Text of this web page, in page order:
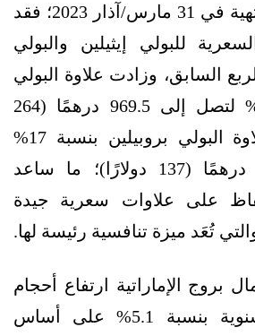
للأشهر الثلاثة المنتهية في 31 مارس/آذار 2023؛ فقد
للبولي إيثيلين والبولي
السابق، وزادت علاوة البولي
إيثيلين بنسبة 22% لتصل إلى 969.5 درهمًا (264
دولارًا) وزادت علاوة البولي بروبيلين بنسبة 17%
لتصل إلى 503.1 درهمًا (137 دولارًا)؛ ما ساعد
على علاوات سعرية جيدة
تُعَد ميزة تنافسية رئيسة لها.
بروج الإماراتية ارتفاع أحجام
المبيعات ربع السنوية بنسبة 5.1% على أساس